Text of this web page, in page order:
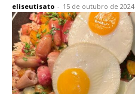
eliseutisato - 15 de outubro de 2024